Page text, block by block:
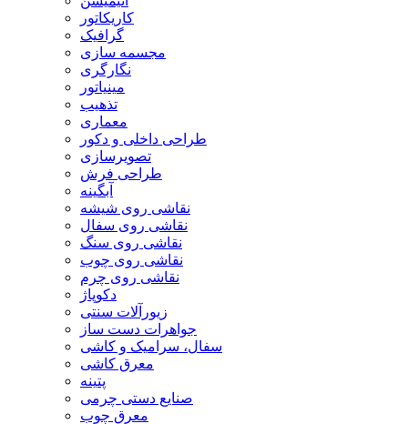
کاریکاتور
گرافیک
مجسمه سازی
نگارگری
مینیاتور
تذهیب
معماری
طراحی داخلی و دکور
تصویرسازی
طراحی فرش
آبگینه
نقاشی روی شیشه
نقاشی روی سفال
نقاشی روی سنگ
نقاشی روی چوب
نقاشی روی چرم
دکوپاژ
زیورآلات سنتی
جواهرات دست ساز
سفال، سرامیک و کاشی
معرق کاشی
پتینه
صنایع دستی چرمی
معرق چوب